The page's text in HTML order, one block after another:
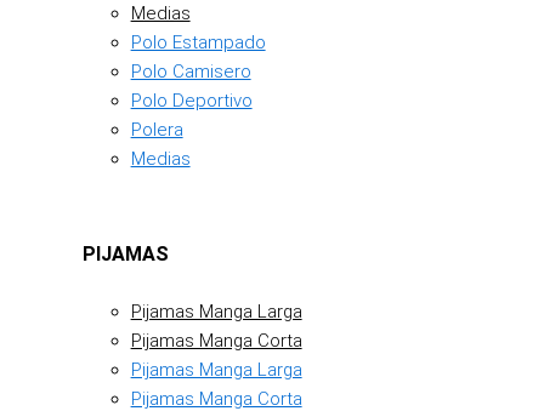
Medias
Polo Estampado
Polo Camisero
Polo Deportivo
Polera
Medias
PIJAMAS
Pijamas Manga Larga
Pijamas Manga Corta
Pijamas Manga Larga
Pijamas Manga Corta